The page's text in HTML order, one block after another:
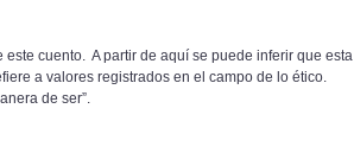
cuento. A partir de aquí se puede inferir que esta
a valores registrados en el campo de lo ético.
de ser”.